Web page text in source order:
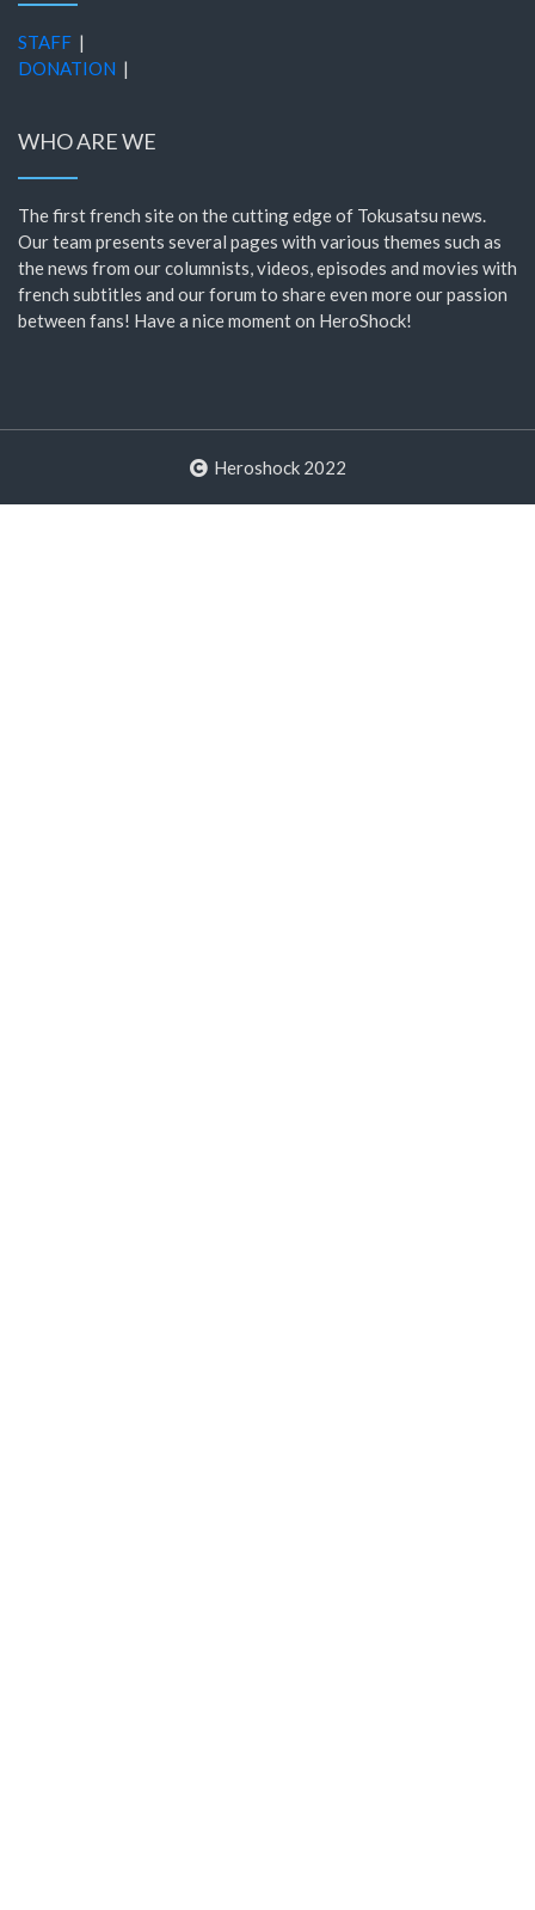
STAFF |
DONATION |
WHO ARE WE
The first french site on the cutting edge of Tokusatsu news.
Our team presents several pages with various themes such as
the news from our columnists, videos, episodes and movies with
french subtitles and our forum to share even more our passion
between fans! Have a nice moment on HeroShock!
Heroshock 2022